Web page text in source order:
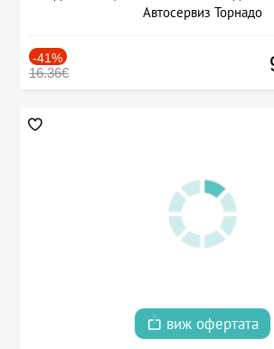
Автосервиз Торнадо
-41%
16.36€
виж офертата